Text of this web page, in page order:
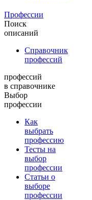
Профессии
Поиск
описаний
Справочник
профессий
профессий
в справочнике
Выбор
профессии
Как
выбрать
профессию
Тесты на
выбор
профессии
Статьи о
выборе
профессии